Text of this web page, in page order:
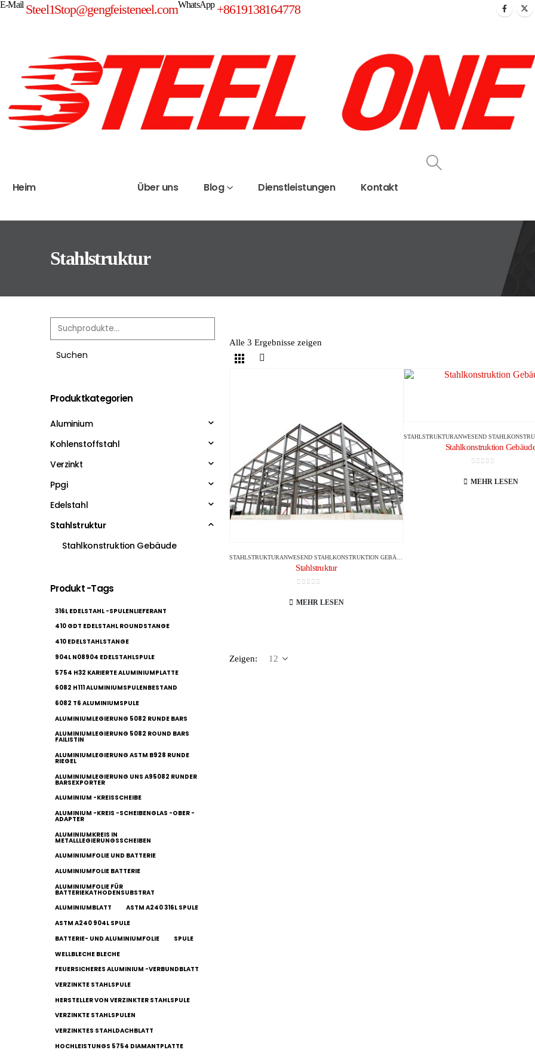
E-Mail Steel1Stop@gengfeisteneel.comWhatsApp +8619138164778
Heim Über uns Blog Dienstleistungen Kontakt
Stahlstruktur
Alle 3 Ergebnisse zeigen
STAHLSTRUKTURANWESEND STAHLKONSTRUKTION GEBÄUDE
Stahlstruktur
MEHR LESEN
STAHLSTRUKTURANWESEND
Stahlkonstruktion
MEHR LESEN
Zeigen:
Suchen
Produktkategorien
Aluminium
Kohlenstoffstahl
Verzinkt
Ppgi
Edelstahl
Stahlstruktur
Stahlkonstruktion Gebäude
Produkt -Tags
316L EDELSTAHL -SPULENLIEFERANT
410 GDT EDELSTAHL ROUNDSTANGE
410 EDELSTAHLSTANGE
904L N08904 EDELSTAHLSPULE
5754 H32 KARIERTE ALUMINIUMPLATTE
6082 H111 ALUMINIUMSPULENBESTAND
6082 T6 ALUMINIUMSPULE
ALUMINIUMLEGIERUNG 5082 RUNDE BARS
ALUMINIUMLEGIERUNG 5082 ROUND BARS
FAILISTIN
ALUMINIUMLEGIERUNG ASTM B928 RUNDE
RIEGEL
ALUMINIUMLEGIERUNG UNS A95082 RUNDER
BARSEXPORTER
ALUMINIUM -KREISSCHEIBE
ALUMINIUM -KREIS -SCHEIBENGLAS -OBER -
ADAPTER
ALUMINIUMKREIS IN
METALLLEGIERUNGSSCHEIBEN
ALUMINIUMFOLIE UND BATTERIE
ALUMINIUMFOLIE BATTERIE
ALUMINIUMFOLIE FÜR
BATTERIEKATHODENSUBSTRAT
ALUMINIUMBLATT
ASTM A240 316L SPULE
ASTM A240 904L SPULE
BATTERIE- UND ALUMINIUMFOLIE
SPULE
WELLBLECHE BLECHE
FEUERSICHERES ALUMINIUM -VERBUNDBLATT
VERZINKTE STAHLSPULE
HERSTELLER VON VERZINKTER STAHLSPULE
VERZINKTE STAHLSPULEN
VERZINKTES STAHLDACHBLATT
HOCHLEISTUNGS 5754 DIAMANTPLATTE